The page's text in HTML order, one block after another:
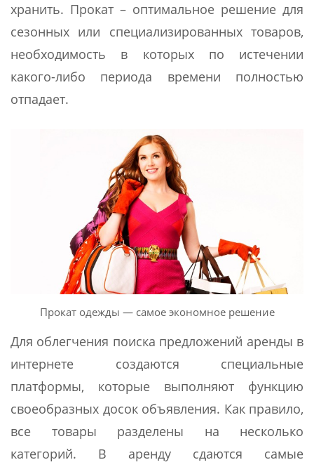
хранить. Прокат – оптимальное решение для
сезонных или специализированных товаров,
необходимость в которых по истечении
какого-либо периода времени полностью
отпадает.
Прокат одежды — самое экономное решение
Для облегчения поиска предложений аренды в
интернете создаются специальные
платформы, которые выполняют функцию
своеобразных досок объявления. Как правило,
все товары разделены на несколько
категорий. В аренду сдаются самые